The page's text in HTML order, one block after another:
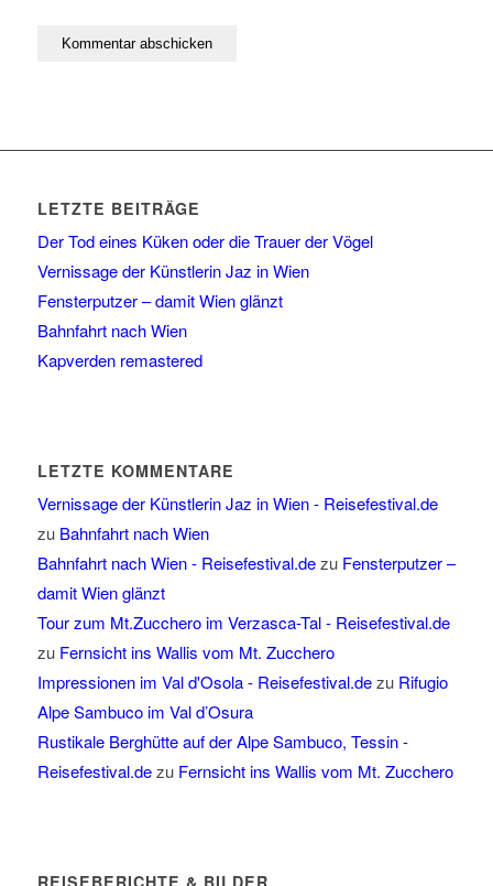
LETZTE BEITRÄGE
Der Tod eines Küken oder die Trauer der Vögel
Vernissage der Künstlerin Jaz in Wien
Fensterputzer – damit Wien glänzt
Bahnfahrt nach Wien
Kapverden remastered
LETZTE KOMMENTARE
Vernissage der Künstlerin Jaz in Wien - Reisefestival.de
zu Bahnfahrt nach Wien
Bahnfahrt nach Wien - Reisefestival.dezu Fensterputzer –
damit Wien glänzt
Tour zum Mt.Zucchero im Verzasca-Tal - Reisefestival.de
zu Fernsicht ins Wallis vom Mt. Zucchero
Impressionen im Val d'Osola - Reisefestival.dezu Rifugio
Alpe Sambuco im Val d’Osura
Rustikale Berghütte auf der Alpe Sambuco, Tessin -
Reisefestival.dezu Fernsicht ins Wallis vom Mt. Zucchero